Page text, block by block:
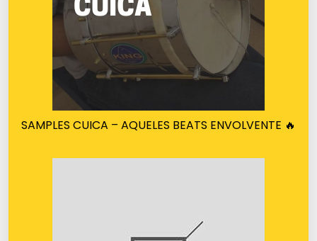
SAMPLES CUICA – AQUELES BEATS ENVOLVENTE 🔥